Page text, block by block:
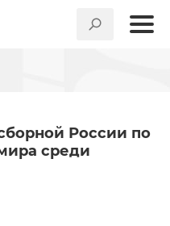
России по
среди